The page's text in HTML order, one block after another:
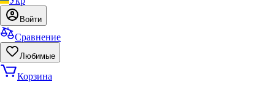
Войти
Сравнение
Любимые
Корзина